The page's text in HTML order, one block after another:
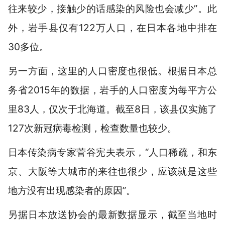
往来较少，接触少的话感染的风险也会减少”。此
外，岩手县仅有122万人口，在日本各地中排在
30多位。
另一方面，这里的人口密度也很低。根据日本总
务省2015年的数据，岩手的人口密度为每平方公
里83人，仅次于北海道。截至8日，该县仅实施了
127次新冠病毒检测，检查数量也较少。
日本传染病专家菅谷宪夫表示，“人口稀疏，和东
京、大阪等大城市的来往也很少，应该就是这些
地方没有出现感染者的原因”。
另据日本放送协会的最新数据显示，截至当地时